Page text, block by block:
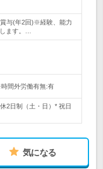
与(年2回)※経験、能力
ます。…
間外労働有無:有
2日制（土・日）* 祝日
気になる